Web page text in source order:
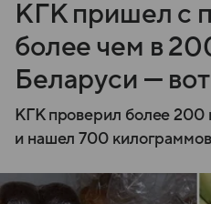
КГК пришел с
более чем в
Беларуси —
КГК проверил более 200
и нашел 700